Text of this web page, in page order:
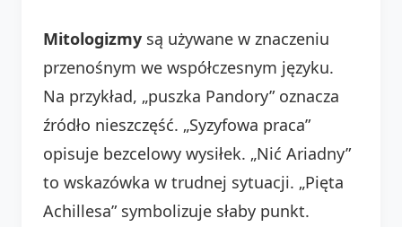
Mitologizmy są używane w znaczeniu
przenośnym we współczesnym języku.
Na przykład, „puszka Pandory” oznacza
źródło nieszczęść. „Syzyfowa praca”
opisuje bezcelowy wysiłek. „Nić Ariadny”
to wskazówka w trudnej sytuacji. „Pięta
Achillesa” symbolizuje słaby punkt.